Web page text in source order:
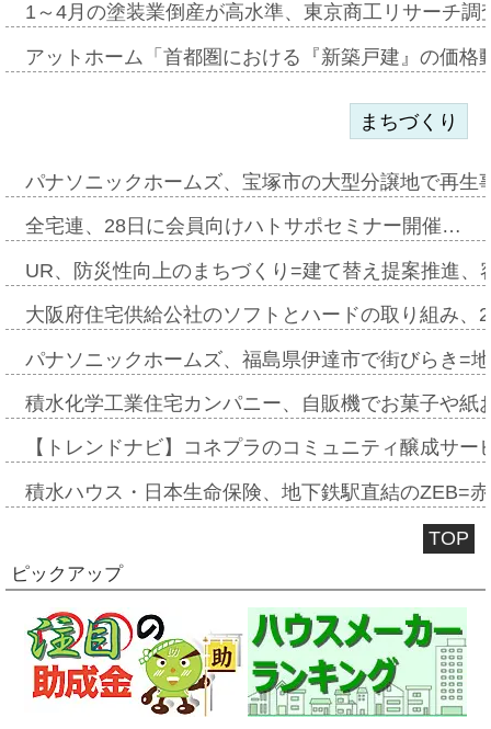
1～4月の塗装業倒産が高水準、東京商工リサーチ
アットホーム「首都圏における『新築戸建』の価
まちづくり
パナソニックホームズ、宝塚市の大型分譲地で再
全宅連、28日に会員向けハトサポセミナー開催…
UR、防災性向上のまちづくり=建て替え提案推進
大阪府住宅供給公社のソフトとハードの取り組み
パナソニックホームズ、福島県伊達市で街びらき=
積水化学工業住宅カンパニー、自販機でお菓子や
【トレンドナビ】コネプラのコミュニティ醸成サ
積水ハウス・日本生命保険、地下鉄駅直結のZEB=
TOP
ピックアップ